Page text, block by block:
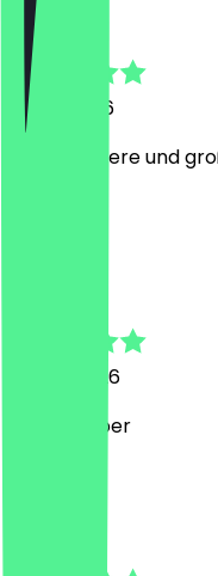
Florian
31. Juli 2026
Super leckere und
25. Juli 2026
Klappt super